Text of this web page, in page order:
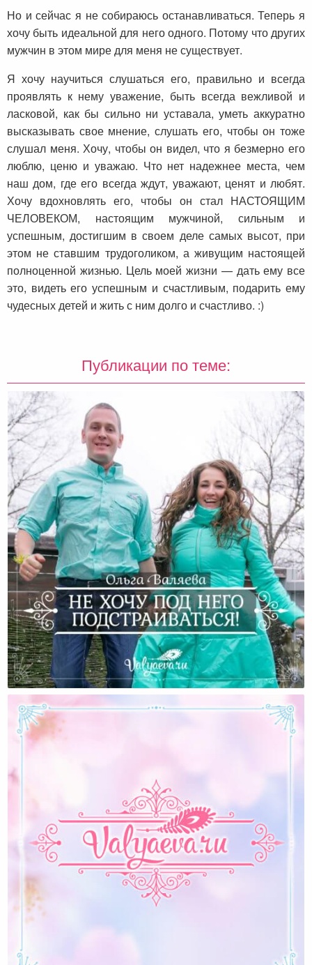
Но и сейчас я не собираюсь останавливаться. Теперь я
хочу быть идеальной для него одного. Потому что других
мужчин в этом мире для меня не существует.
Я хочу научиться слушаться его, правильно и всегда
проявлять к нему уважение, быть всегда вежливой и
ласковой, как бы сильно ни уставала, уметь аккуратно
высказывать свое мнение, слушать его, чтобы он тоже
слушал меня. Хочу, чтобы он видел, что я безмерно его
люблю, ценю и уважаю. Что нет надежнее места, чем
наш дом, где его всегда ждут, уважают, ценят и любят.
Хочу вдохновлять его, чтобы он стал НАСТОЯЩИМ
ЧЕЛОВЕКОМ, настоящим мужчиной, сильным и
успешным, достигшим в своем деле самых высот, при
этом не ставшим трудоголиком, а живущим настоящей
полноценной жизнью. Цель моей жизни — дать ему все
это, видеть его успешным и счастливым, подарить ему
чудесных детей и жить с ним долго и счастливо. :)
Публикации по теме:
Не Хочу Под Него Подстраиваться!